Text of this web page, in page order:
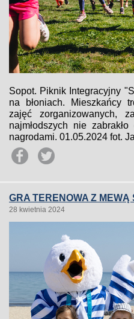
Sopot. Piknik Integracyjny
na błoniach. Mieszkańcy
zajęć zorganizowanych,
najmłodszych nie
nagrodami. 01.05.2024 fot.
GRA TERENOWA Z MEWĄ
28 kwietnia 2024